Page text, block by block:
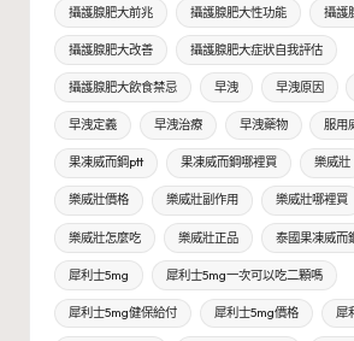
攝護腺肥大前兆 攝護腺肥大性功能 攝護
攝護腺肥大改善 攝護腺肥大症狀自我評估
攝護腺肥大飲食禁忌 早洩 早洩原因
早洩定義 早洩治療 早洩藥物 服用
果凍威而鋼ptt 果凍威而鋼哪裡買 樂威壯
樂威壯價格 樂威壯副作用 樂威壯哪裡買
樂威壯怎麼吃 樂威壯正品 泰國果凍威而
犀利士5mg 犀利士5mg一次可以吃二顆嗎
犀利士5mg健保給付 犀利士5mg價格 犀